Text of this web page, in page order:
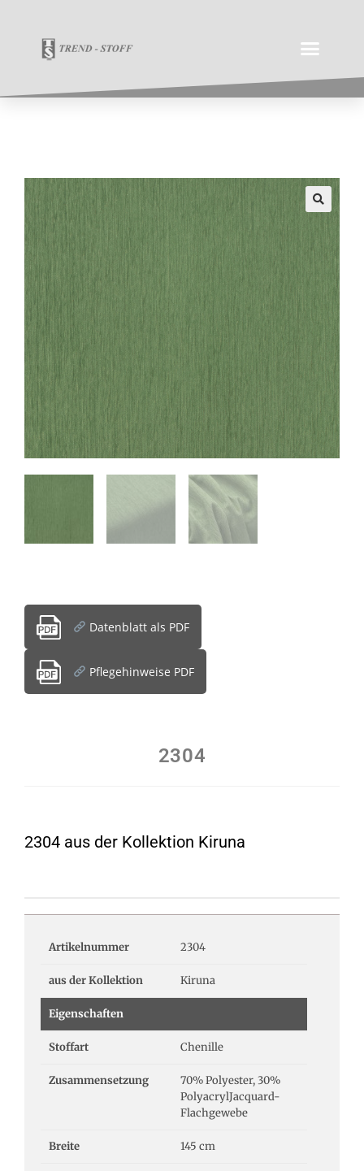
Datenblatt als PDF
Pflegehinweise PDF
2304
2304 aus der Kollektion Kiruna
Artikelnummer 2304
aus der Kollektion Kiruna
Eigenschaften
Stoffart Chenille
Zusammensetzung
70% Polyester, 30%
PolyacrylJacquard-
Flachgewebe
Breite 145 cm